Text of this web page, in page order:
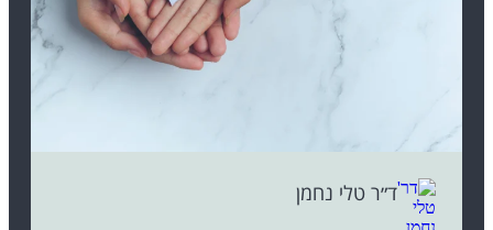
ד״ר טלי נחמן